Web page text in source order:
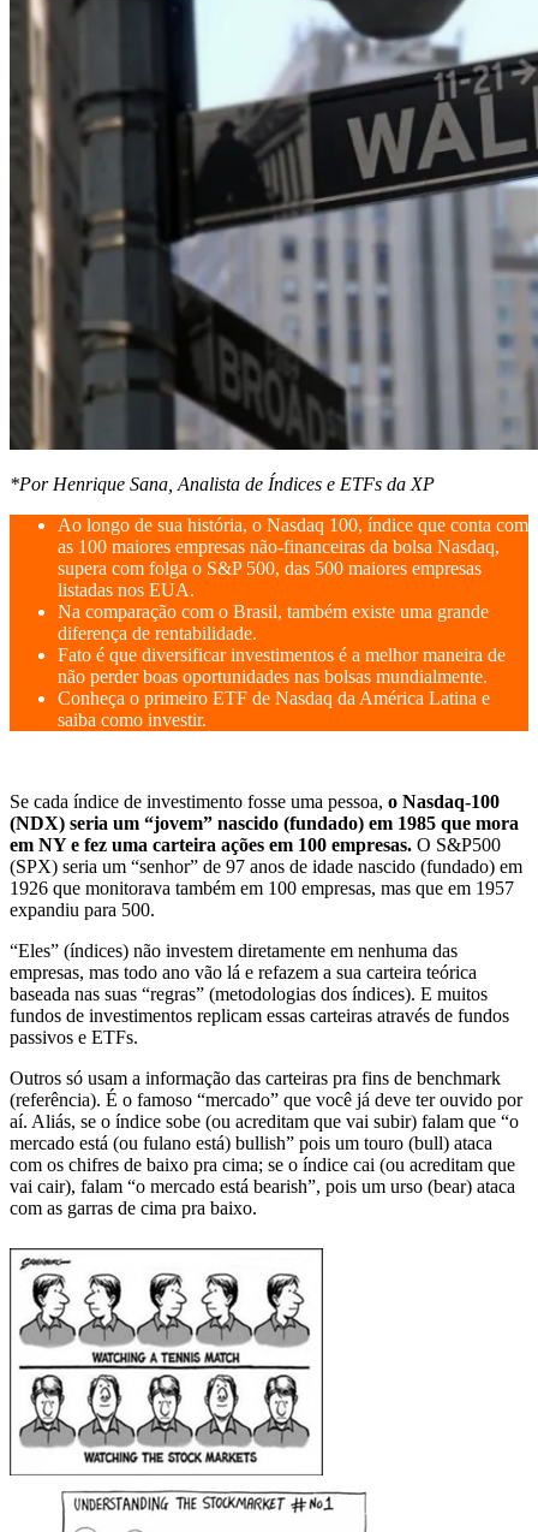
*Por Henrique Sana, Analista de Índices e ETFs da XP
Ao longo de sua história, o Nasdaq 100, índice que conta com
as 100 maiores empresas não-financeiras da bolsa Nasdaq,
supera com folga o S&P 500, das 500 maiores empresas
listadas nos EUA.
Na comparação com o Brasil, também existe uma grande
diferença de rentabilidade.
Fato é que diversificar investimentos é a melhor maneira de
não perder boas oportunidades nas bolsas mundialmente.
Conheça o primeiro ETF de Nasdaq da América Latina e
saiba como investir.
Se cada índice de investimento fosse uma pessoa, o Nasdaq-100
(NDX) seria um “jovem” nascido (fundado) em 1985 que mora
em NY e fez uma carteira ações em 100 empresas. O S&P500
(SPX) seria um “senhor” de 97 anos de idade nascido (fundado) em
1926 que monitorava também em 100 empresas, mas que em 1957
expandiu para 500.
“Eles” (índices) não investem diretamente em nenhuma das
empresas, mas todo ano vão lá e refazem a sua carteira teórica
baseada nas suas “regras” (metodologias dos índices). E muitos
fundos de investimentos replicam essas carteiras através de fundos
passivos e ETFs.
Outros só usam a informação das carteiras pra fins de benchmark
(referência). É o famoso “mercado” que você já deve ter ouvido por
aí. Aliás, se o índice sobe (ou acreditam que vai subir) falam que “o
mercado está (ou fulano está) bullish” pois um touro (bull) ataca
com os chifres de baixo pra cima; se o índice cai (ou acreditam que
vai cair), falam “o mercado está bearish”, pois um urso (bear) ataca
com as garras de cima pra baixo.